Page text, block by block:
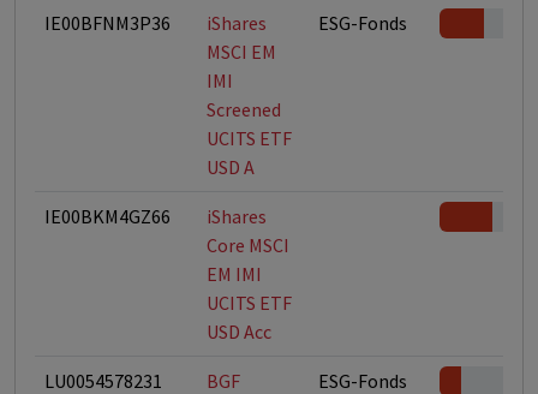
IE00BFNM3P36
iShares
MSCI EM
IMI
Screened
UCITS ETF
USD A
ESG-Fonds
IE00BKM4GZ66
iShares
Core MSCI
EM IMI
UCITS ETF
USD Acc
LU0054578231
BGF
ESG-Fonds